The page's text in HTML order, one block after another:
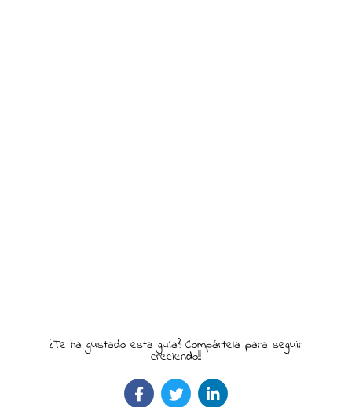
¿Te ha gustado esta guía? Compártela para seguir
creciendo!!